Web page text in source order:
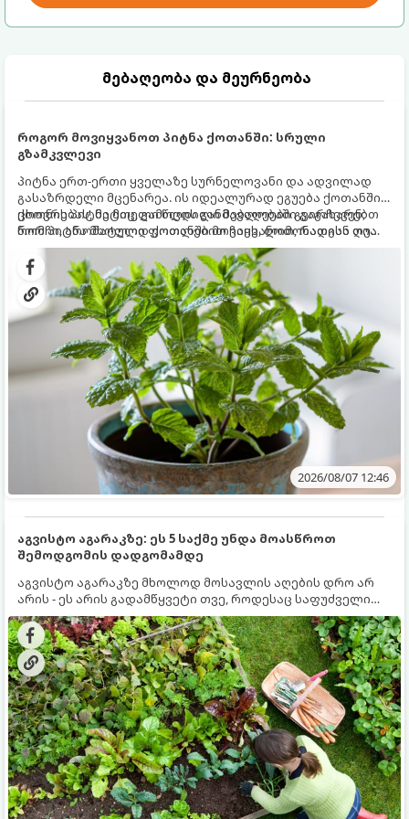
მებაღეობა და მეურნეობა
როგორ მოვიყვანოთ პიტნა ქოთანში: სრული
გზამკვლევი
პიტნა ერთ-ერთი ყველაზე სურნელოვანი და ადვილად
გასაზრდელი მცენარეა. ის იდეალურად ეგუება ქოთანში
ცხოვრებას, მეტიც, გამოცდილი მებაღეები გვირჩევენ,
რომ პიტნა მხოლოდ ქოთანში მოვიყვანოთ, რადგან ღია
გრუნტში (ბაღში) დარგვისას ის ფესვებით ძალიან
სწრაფად ვრცელდება და სხვა მცენარეებს ავიწროებს.
ქოთნის პიტნა მთელი წლის განმავლობაში გაგახარებთ
ნორჩი, არომატული ფოთლებით ჩაის, ლიმონათისა თუ
კერძებისთვის.
2026/08/07 12:46
აგვისტო აგარაკზე: ეს 5 საქმე უნდა მოასწროთ
შემოდგომის დადგომამდე
აგვისტო აგარაკზე მხოლოდ მოსავლის აღების დრო არ
არის - ეს არის გადამწყვეტი თვე, როდესაც საფუძველი
ეყრება მომავალი წლის მოსავალს და ბაღი მზადდება
შემოდგომა-ზამთრის სეზონისთვის. იმისათვის, რომ
ნიადაგმა ენერგია აღიდგინოს, ხოლო მცენარეებმა
ზამთარს გაუძლონ, აგვისტოს ბოლომდე 5
მნიშვნელოვანი საქმის გაკეთება უნდა მოასწროთ: